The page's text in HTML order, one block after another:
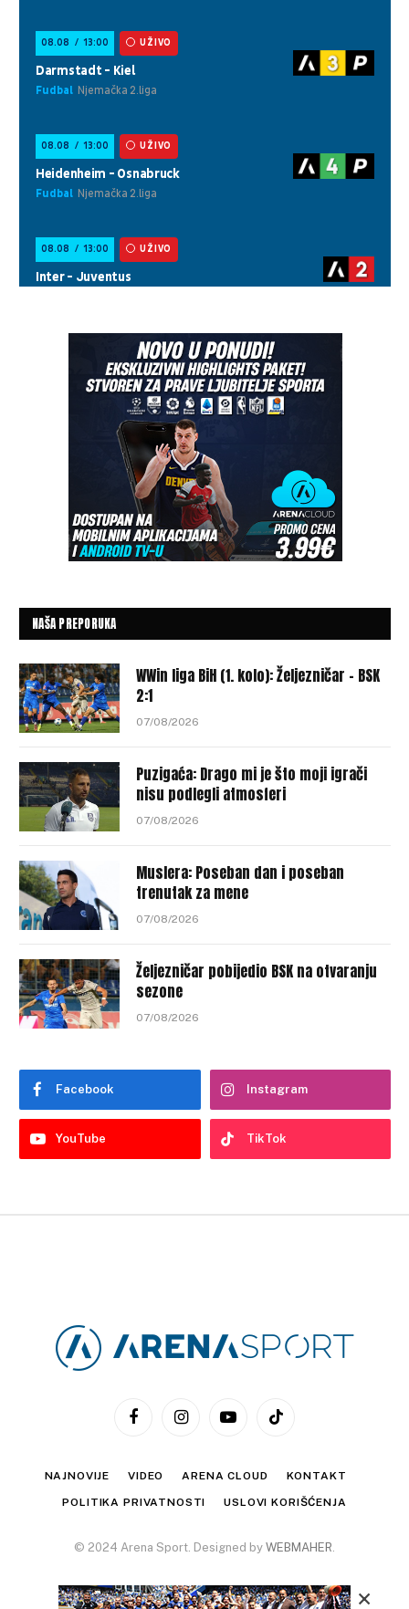
NAŠA PREPORUKA
WWin liga BiH (1. kolo): Željezničar – BSK
2:1
07/08/2026
Puzigaća: Drago mi je što moji igrači
nisu podlegli atmosferi
07/08/2026
Muslera: Poseban dan i poseban
trenutak za mene
07/08/2026
Željezničar pobijedio BSK na otvaranju
sezone
07/08/2026
Facebook Instagram
YouTube TikTok
FacebookInstagramYouTubeTikTok
NAJNOVIJE VIDEO ARENA CLOUD KONTAKT
POLITIKA PRIVATNOSTI USLOVI KORIŠĆENJA
© 2024 Arena Sport. Designed by WEBMAHER.
×